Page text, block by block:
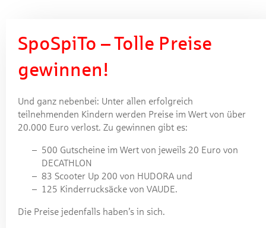
SpoSpiTo – Tolle Preise
gewinnen!
Und ganz nebenbei: Unter allen erfolgreich
teilnehmenden Kindern werden Preise im Wert von über
20.000 Euro verlost. Zu gewinnen gibt es:
500 Gutscheine im Wert von jeweils 20 Euro von
DECATHLON
83 Scooter Up 200 von HUDORA und
125 Kinderrucksäcke von VAUDE.
Die Preise jedenfalls haben’s in sich.